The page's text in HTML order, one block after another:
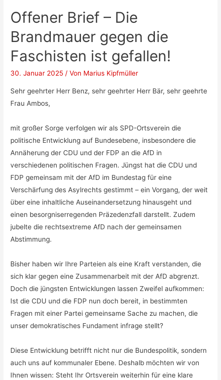
Offener Brief – Die
Brandmauer gegen die
Faschisten ist gefallen!
30. Januar 2025 / Von Marius Kipfmüller
Sehr geehrter Herr Benz, sehr geehrter Herr Bär, sehr geehrte
Frau Ambos,
mit großer Sorge verfolgen wir als SPD-Ortsverein die
politische Entwicklung auf Bundesebene, insbesondere die
Annäherung der CDU und der FDP an die AfD in
verschiedenen politischen Fragen. Jüngst hat die CDU und
FDP gemeinsam mit der AfD im Bundestag für eine
Verschärfung des Asylrechts gestimmt – ein Vorgang, der weit
über eine inhaltliche Auseinandersetzung hinausgeht und
einen besorgniserregenden Präzedenzfall darstellt. Zudem
jubelte die rechtsextreme AfD nach der gemeinsamen
Abstimmung.
Bisher haben wir Ihre Parteien als eine Kraft verstanden, die
sich klar gegen eine Zusammenarbeit mit der AfD abgrenzt.
Doch die jüngsten Entwicklungen lassen Zweifel aufkommen:
Ist die CDU und die FDP nun doch bereit, in bestimmten
Fragen mit einer Partei gemeinsame Sache zu machen, die
unser demokratisches Fundament infrage stellt?
Diese Entwicklung betrifft nicht nur die Bundespolitik, sondern
auch uns auf kommunaler Ebene. Deshalb möchten wir von
Ihnen wissen: Steht Ihr Ortsverein weiterhin für eine klare